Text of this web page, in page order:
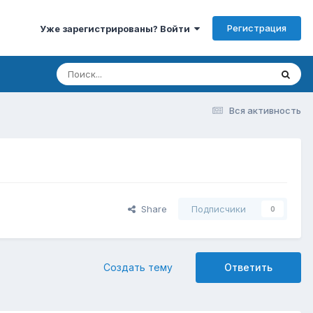
Уже зарегистрированы? Войти Регистрация
Вся активность
Share Подписчики 0
Ответить
Создать тему